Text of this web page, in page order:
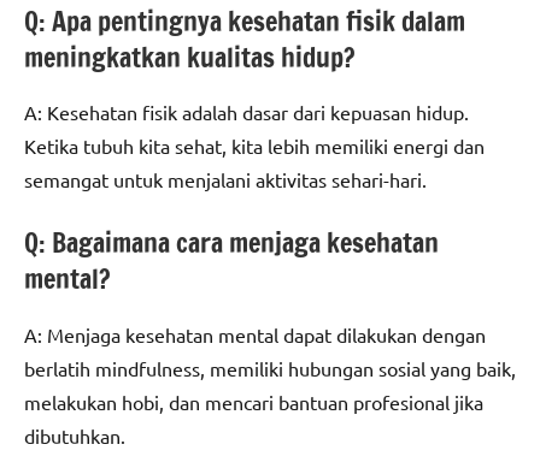
Q: Apa pentingnya kesehatan fisik dalam
meningkatkan kualitas hidup?
A: Kesehatan fisik adalah dasar dari kepuasan hidup.
Ketika tubuh kita sehat, kita lebih memiliki energi dan
semangat untuk menjalani aktivitas sehari-hari.
Q: Bagaimana cara menjaga kesehatan
mental?
A: Menjaga kesehatan mental dapat dilakukan dengan
berlatih mindfulness, memiliki hubungan sosial yang baik,
melakukan hobi, dan mencari bantuan profesional jika
dibutuhkan.